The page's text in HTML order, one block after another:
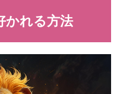
かれる方法